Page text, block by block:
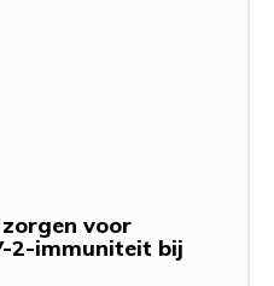
voor
2-immuniteit bij